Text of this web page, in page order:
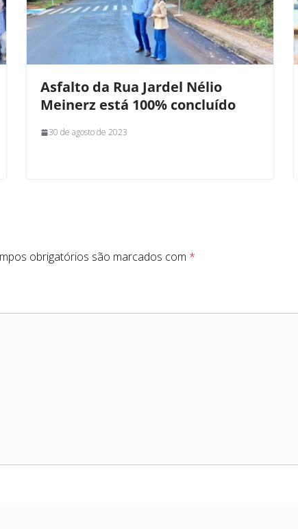
Asfalto da Rua Jardel Nélio
Meinerz está 100% concluído
30 de agosto de 2023
obrigatórios são marcados com *